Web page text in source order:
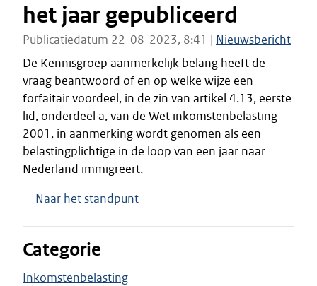
het jaar gepubliceerd
Publicatiedatum 22-08-2023, 8:41 | Nieuwsbericht
De Kennisgroep aanmerkelijk belang heeft de
vraag beantwoord of en op welke wijze een
forfaitair voordeel, in de zin van artikel 4.13, eerste
lid, onderdeel a, van de Wet inkomstenbelasting
2001, in aanmerking wordt genomen als een
belastingplichtige in de loop van een jaar naar
Nederland immigreert.
Naar het standpunt
Categorie
Inkomstenbelasting